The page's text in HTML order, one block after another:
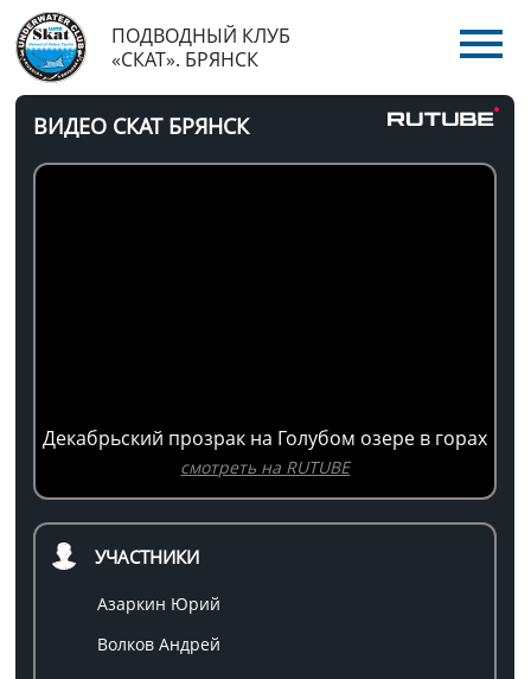
ПОДВОДНЫЙ КЛУБ
«СКАТ». БРЯНСК
ВИДЕО СКАТ БРЯНСК
Декабрьский прозрак на Голубом озере в горах
смотреть на RUTUBE
УЧАСТНИКИ
Азаркин Юрий
Волков Андрей